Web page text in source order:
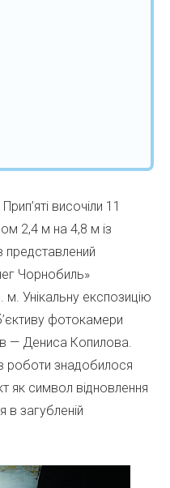
височіли 11
2,4 м на 4,8 м із
Чорнобиль»
Унікальну експозицію
фотокамери
— Дениса Копилова.
роботи знадобилося
як символ відновлення
загубленій